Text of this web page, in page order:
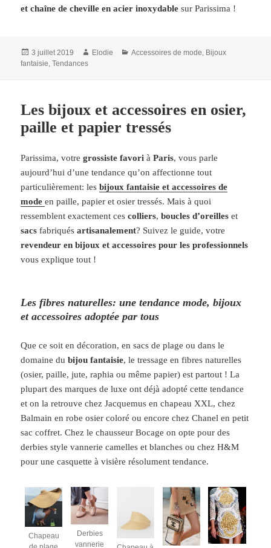
et chaîne de cheville en acier inoxydable sur Parissima !
Publié
le
3 juillet 2019 Auteur
Elodie Catégories
Accessoires de mode, Bijoux
fantaisie,Tendances
Les bijoux et accessoires en osier,
paille et papier tressés
Parissima, votregrossiste favori àParis, vous parle
aujourd’hui d’une tendance qu’on affectionne tout
particulièrement: lesbijoux fantaisie et accessoires de
mode en paille, papier et osier tressés. Mais à quoi
ressemblent exactement cescolliers,boucles d’oreilles et
sacs fabriquésartisanalement? Suivez le guide, votre
revendeur en bijoux et accessoires pour les professionnels
vous explique tout !
Les fibres naturelles: une tendance mode, bijoux
et accessoires adoptée par tous
Que ce soit en décoration, en sacs de plage ou dans le
domaine dubijou fantaisie, le tressage en fibres naturelles
(osier, paille, jute, raphia ou même papier) est partout ! La
plupart des marques de luxe ont déjà adopté cette tendance
et on la retrouve chez Jacquemus en chapeau XXL, chez
Balmain en robe osier coloré ou encore chez Chanel en petit
sac coffret. Chez le chausseur Bocage on opte pour des
derbies style vannerie camelles et blanches ou chez H&M
pour une casquette à visière résolument tendance.
Chapeau
Derbies
vannerie